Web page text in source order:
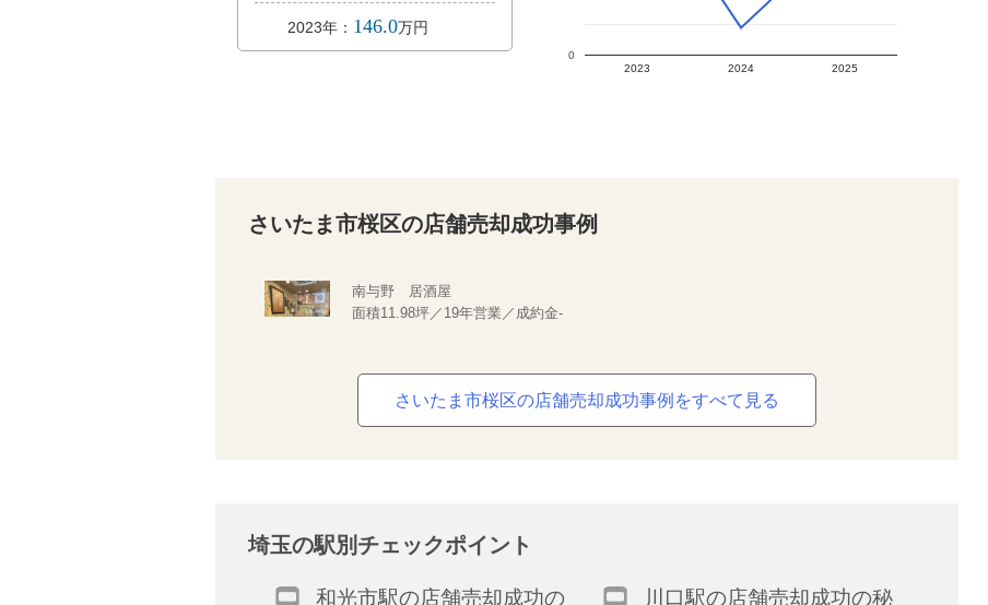
2023年： 146.0万円
2023 2024 2025
0
さいたま市桜区の店舗売却成功事例
南与野 居酒屋
面積11.98坪／19年営業／成約金-
さいたま市桜区の店舗売却成功事例をすべて見る
埼玉の駅別チェックポイント
和光市駅の店舗売却成功の
川口駅の店舗売却成功の秘